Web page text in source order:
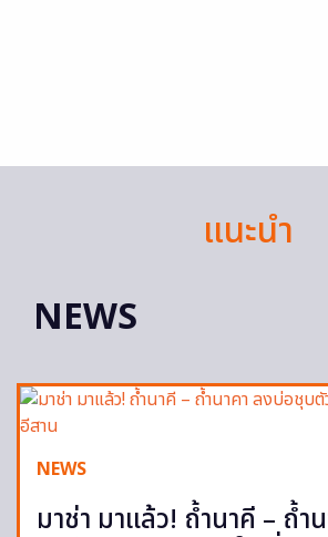
แนะนำ
NEWS
NEWS
มาช่า มาแล้ว! ถ้ำนาคี – ถ้ำ